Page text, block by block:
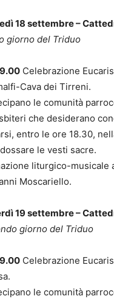
18 settembre –
giorno del Triduo
Celebrazione
Cava dei Tirreni.
le comunità
che desiderano
entro le ore 18.30,
le vesti sacre.
liturgico-musicale
Moscariello.
19 settembre –
giorno del Triduo
Celebrazione
le comunità